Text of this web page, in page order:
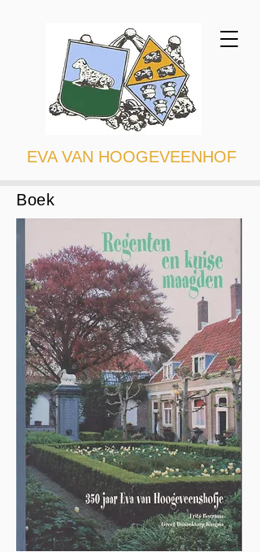
EVA VAN HOOGEVEENHOF
Boek